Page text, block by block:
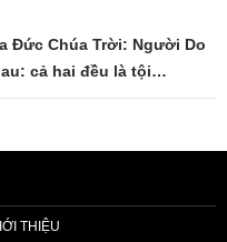
Đức Chúa Trời: Người Do
cả hai đều là tội…
THIỆU